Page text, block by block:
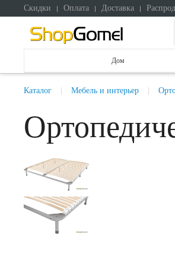
Скидки Оплата Доставка
Дом
Каталог Мебель и интерьер